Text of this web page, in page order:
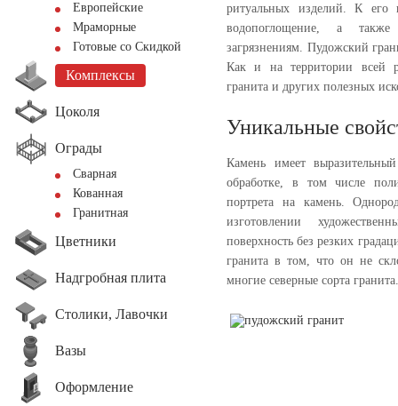
Европейские
Мраморные
Готовые со Скидкой
Комплексы
Цоколя
Ограды
Сварная
Кованная
Гранитная
Цветники
Надгробная плита
Столики, Лавочки
Вазы
Оформление
ритуальных изделий. К его
водопоглощение, а также
загрязнениям. Пудожский
Как и на территории всей
гранита и других полезных
Уникальные
Камень имеет
обработке, в том числе
портрета на камень.
изготовлении
поверхность без резких
гранита в том, что он не
многие северные сорта гранита.